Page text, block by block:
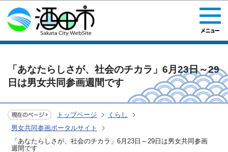
このページの本文へ移動
「あなたらしさが、社会のチカラ」6月23日～29
日は男女共同参画週間です
トップページ
くらし
男女共同参画ポータルサイト
「あなたらしさが、社会のチカラ」6月23日～29日は男女共同参画
週間です